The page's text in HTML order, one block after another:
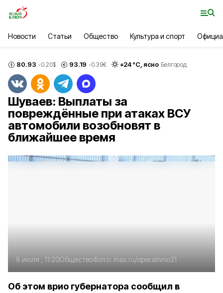
Новости Статьи Общество Культура и спорт
80.93 -0.20$ 93.19 -0.39€ +24°С, ясно Белгород
Шуваев: Выплаты за
повреждённые при атаках ВСУ
автомобили возобновят в
ближайшее время
8 июля , 11:20ОбществоФото: max.ru/operativno31
Об этом врио губернатора сообщил в